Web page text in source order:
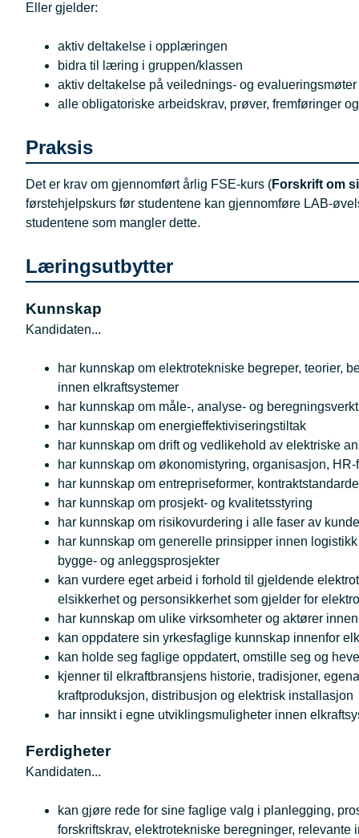
Eller gjelder:
aktiv deltakelse i opplæringen
bidra til læring i gruppen/klassen
aktiv deltakelse på veilednings- og
alle obligatoriske arbeidskrav, prøver, fremføringer
Praksis
Det er krav om gjennomført årlig FSE-kurs (Forskrift om
førstehjelpskurs før studentene kan gjennomføre LAB-
studentene som mangler dette.
Læringsutbytter
Kunnskap
Kandidaten...
har kunnskap om elektrotekniske begreper, teorier,
innen elkraftsystemer
har kunnskap om måle-, analyse- og
har kunnskap om energieffektiviseringstiltak
har kunnskap om drift og vedlikehold av elektriske
har kunnskap om økonomistyring, organisasjon,
har kunnskap om entrepriseformer,
har kunnskap om prosjekt- og kvalitetsstyring
har kunnskap om risikovurdering i alle faser av
har kunnskap om generelle prinsipper innen
bygge- og anleggsprosjekter
kan vurdere eget arbeid i forhold til gjeldende
elsikkerhet og personsikkerhet som gjelder for
har kunnskap om ulike virksomheter og aktører
kan oppdatere sin yrkesfaglige kunnskap innenfor
kan holde seg faglige oppdatert, omstille seg og
kjenner til elkraftbransjens historie, tradisjoner,
kraftproduksjon, distribusjon og elektrisk installasjon
har innsikt i egne utviklingsmuligheter innen
Ferdigheter
Kandidaten...
kan gjøre rede for sine faglige valg i planlegging,
forskriftskrav, elektrotekniske beregninger, relevante